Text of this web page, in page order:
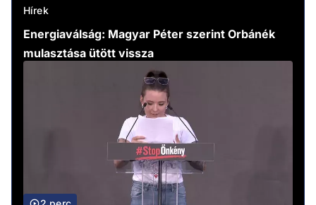
Hírek
Energiaválság: Magyar Péter szerint Orbánék
mulasztása ütött vissza